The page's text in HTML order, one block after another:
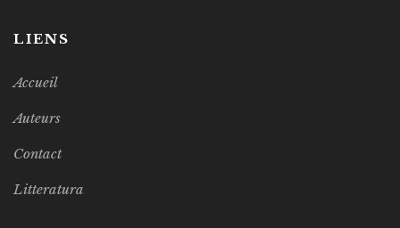
LIENS
Accueil
Auteurs
Contact
Litteratura